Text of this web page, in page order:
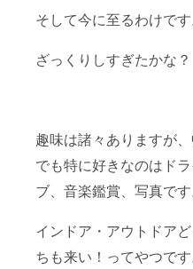
そして今に至るわけです
ざっくりしすぎたかな？
趣味は諸々ありますが
でも特に好きなのはドラ
ブ、音楽鑑賞、写真です
インドア・アウトドア
ちも来い！ってやつです